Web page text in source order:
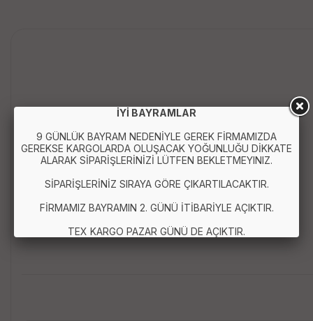
İYİ BAYRAMLAR
9 GÜNLÜK BAYRAM NEDENİYLE GEREK FİRMAMIZDA
GEREKSE KARGOLARDA OLUŞACAK YOĞUNLUĞU DİKKATE
ALARAK SİPARİŞLERİNİZİ LÜTFEN BEKLETMEYINIZ.
SİPARİŞLERİNİZ SIRAYA GÖRE ÇIKARTILACAKTIR.
FİRMAMIZ BAYRAMIN 2. GÜNÜ İTİBARİYLE AÇIKTIR.
TEX KARGO PAZAR GÜNÜ DE AÇIKTIR.